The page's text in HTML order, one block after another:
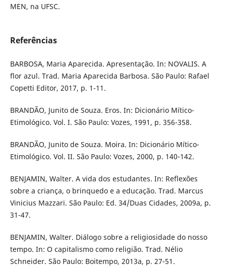
MEN, na UFSC.
Referências
BARBOSA, Maria Aparecida. Apresentação. In: NOVALIS. A
flor azul. Trad. Maria Aparecida Barbosa. São Paulo: Rafael
Copetti Editor, 2017, p. 1-11.
BRANDÃO, Junito de Souza. Eros. In: Dicionário Mítico-
Etimológico. Vol. I. São Paulo: Vozes, 1991, p. 356-358.
BRANDÃO, Junito de Souza. Moira. In: Dicionário Mítico-
Etimológico. Vol. II. São Paulo: Vozes, 2000, p. 140-142.
BENJAMIN, Walter. A vida dos estudantes. In: Reflexões
sobre a criança, o brinquedo e a educação. Trad. Marcus
Vinicius Mazzari. São Paulo: Ed. 34/Duas Cidades, 2009a, p.
31-47.
BENJAMIN, Walter. Diálogo sobre a religiosidade do nosso
tempo. In: O capitalismo como religião. Trad. Nélio
Schneider. São Paulo: Boitempo, 2013a, p. 27-51.